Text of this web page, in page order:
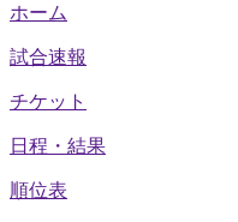
ホーム
試合速報
チケット
日程・結果
順位表